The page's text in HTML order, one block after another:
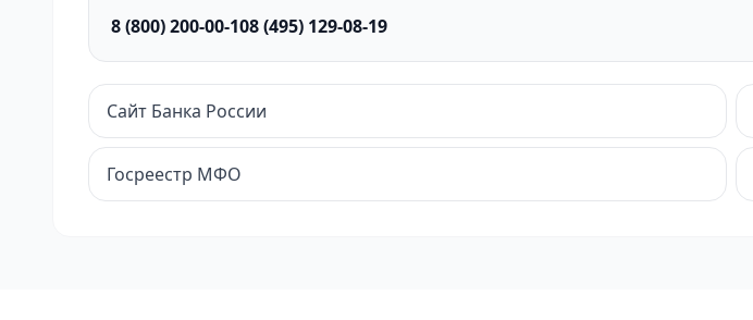
8 (800) 200-00-108 (495) 129-08-19
Сайт Банка России
Госреестр МФО